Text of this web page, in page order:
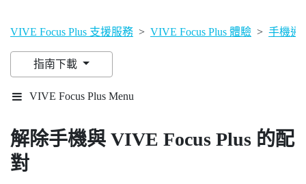
VIVE Focus Plus 支援服務 > VIVE Focus Plus 體驗 > 手機通
指南下載
VIVE Focus Plus Menu
解除手機與 VIVE Focus Plus 的配
對